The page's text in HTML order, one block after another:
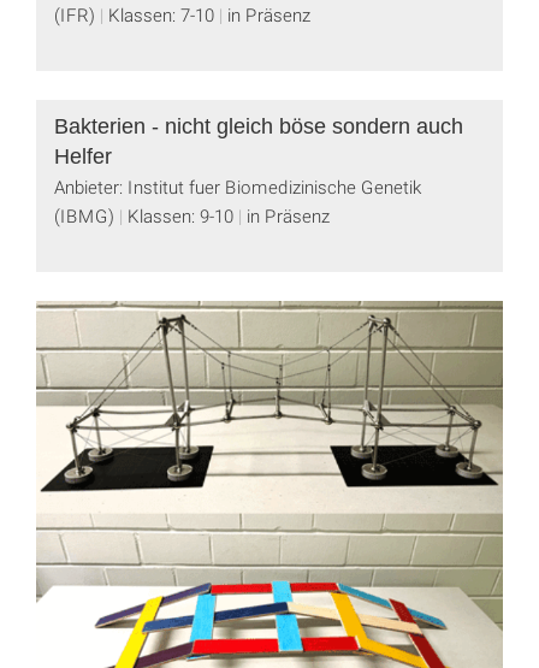
(IFR)
Klassen: 7-10 in Präsenz
Bakterien - nicht gleich böse sondern auch
Helfer
Anbieter: Institut fuer Biomedizinische Genetik
(IBMG)
Klassen: 9-10 in Präsenz